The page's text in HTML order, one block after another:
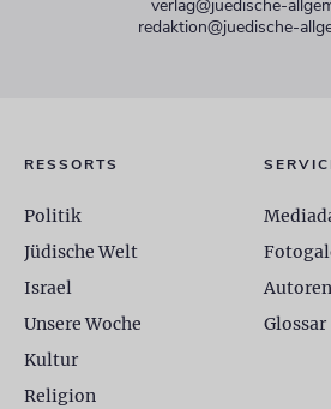
verlag@juedische-
redaktion@juedische-
RESSORTS
Politik
Jüdische Welt
Israel
Unsere Woche
Kultur
Religion
Autoren
Glossar